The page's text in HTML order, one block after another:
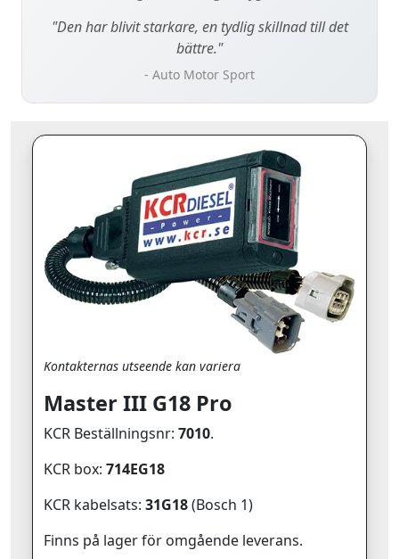
"Den har blivit starkare, en tydlig skillnad till det
bättre."
- Auto Motor Sport
Kontakternas utseende kan variera
Master III G18 Pro
KCR Beställningsnr: 7010.
KCR box: 714EG18
KCR kabelsats: 31G18(Bosch 1)
Finns på lager för omgående leverans.